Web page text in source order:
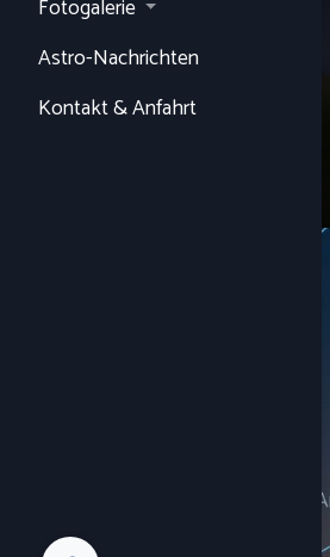
Fotogalerie
Astro-Nachrichten
Kontakt & Anfahrt